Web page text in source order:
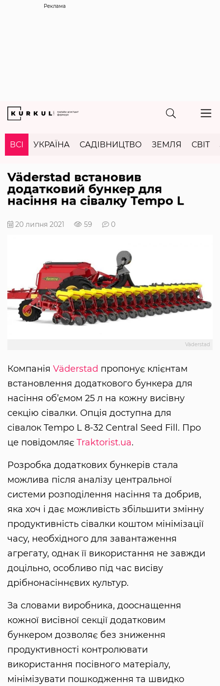
Реклама
ВСІ УКРАЇНА САДІВНИЦТВО ЗЕМЛЯ СВІТ
Väderstad встановив
додатковий бункер для
насіння на сівалку Tempo L
20 липня 2021 59 0
Väderstad
Компанія Väderstad пропонує клієнтам
встановлення додаткового бункера для
насіння об’ємом 25 л на кожну висівну
секцію сівалки. Опція доступна для
сівалок Tempo L 8-32 Central Seed Fill. Про
це повідомляє Traktorist.ua.
Розробка додаткових бункерів стала
можлива після аналізу центральної
системи розподілення насіння та добрив,
яка хоч і дає можливість збільшити змінну
продуктивність сівалки коштом мінімізації
часу, необхідного для завантаження
агрегату, однак її використання не завжди
доцільно, особливо під час висіву
дрібнонасіннєвих культур.
За словами виробника, дооснащення
кожної висівної секції додатковим
бункером дозволяє без зниження
продуктивності контролювати
використання посівного матеріалу,
мінімізувати пошкодження та швидко